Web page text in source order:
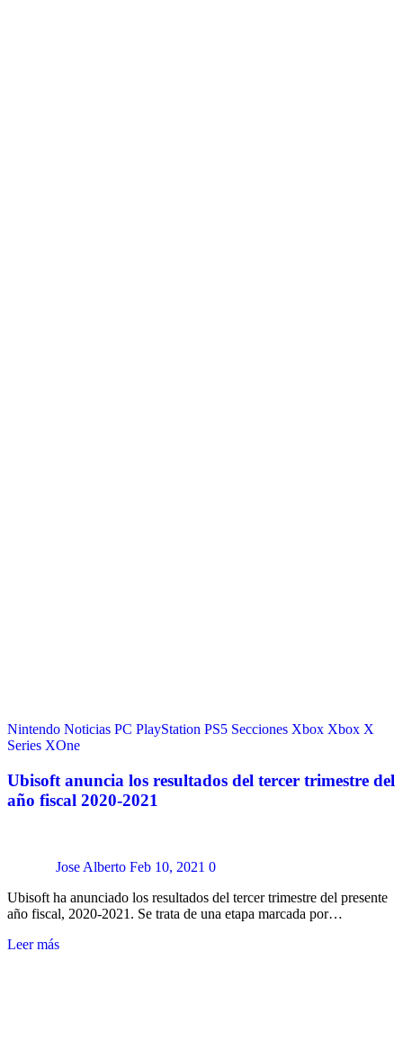
Nintendo Noticias PC PlayStation PS5 Secciones Xbox Xbox X
Series XOne
Ubisoft anuncia los resultados del tercer trimestre del
año fiscal 2020-2021
Jose Alberto Feb 10, 2021 0
Ubisoft ha anunciado los resultados del tercer trimestre del presente
año fiscal, 2020-2021. Se trata de una etapa marcada por…
Leer más